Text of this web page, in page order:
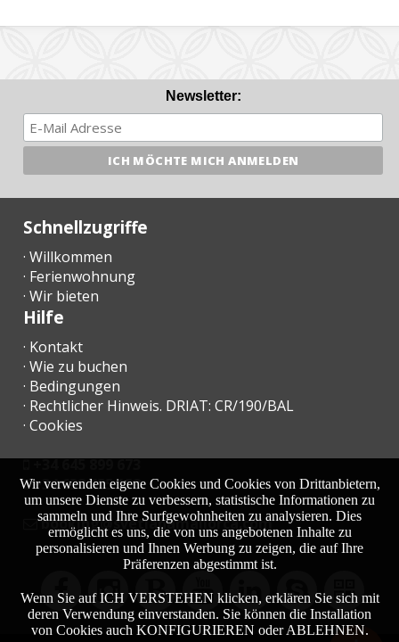
Newsletter:
Schnellzugriffe
· Willkommen
· Ferienwohnung
· Wir bieten
Hilfe
· Kontakt
· Wie zu buchen
· Bedingungen
· Rechtlicher Hinweis. DRIAT: CR/190/BAL
· Cookies
+34 645 899 673
+34 638 455 158
moc.acrollamanaltevs@gnikoob
Wir verwenden eigene Cookies und Cookies von Drittanbietern,
um unsere Dienste zu verbessern, statistische Informationen zu
sammeln und Ihre Surfgewohnheiten zu analysieren. Dies
ermöglicht es uns, die von uns angebotenen Inhalte zu
personalisieren und Ihnen Werbung zu zeigen, die auf Ihre
Präferenzen abgestimmt ist.
Wenn Sie auf ICH VERSTEHEN klicken, erklären Sie sich mit
deren Verwendung einverstanden. Sie können die Installation
von Cookies auch KONFIGURIEREN oder ABLEHNEN.